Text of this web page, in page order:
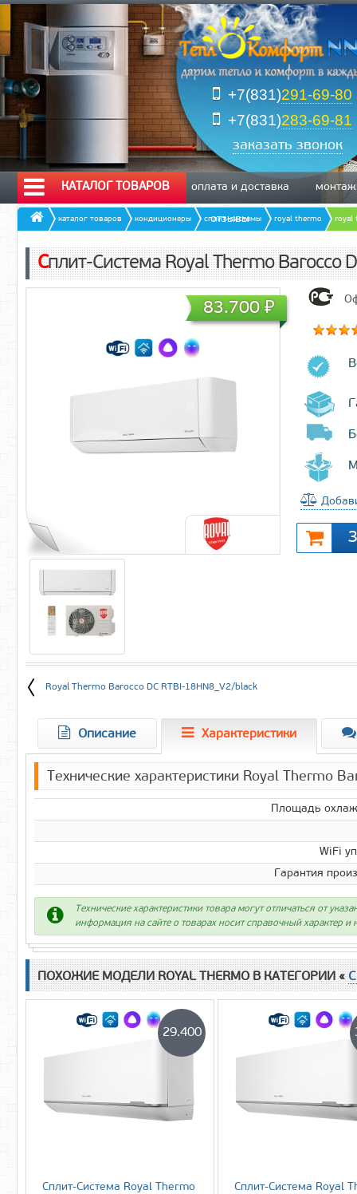
+7(831)291-69-80
+7(831)283-69-81
заказать звонок
КАТАЛОГ ТОВАРОВ оплата и доставка монтаж
отзывы
каталог товаров кондиционеры сплит-системы royal thermo royal
Сплит-Система Royal Thermo Barocco
83.700₽
Royal Thermo Barocco DC RTBI-18HN8_V2/black
Описание Характеристики
Технические характеристики Royal Thermo
Площадь
WiFi
Гарантия
Технические характеристики товара могут отличаться от
информация на сайте о товарах носит справочный характер
ПОХОЖИЕ МОДЕЛИ ROYAL THERMO В КАТЕГОРИИ «
Сплит-Система Royal Thermo
29.400
Сплит-Система Royal